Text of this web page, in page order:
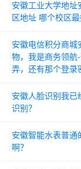
安徽工业大学地址
区地址 哪个校区
安徽电信积分商城
物，我是商务领航
弄，还有那个登录
安徽人脸识别我已
识别？
安徽智能水表普通
啊？